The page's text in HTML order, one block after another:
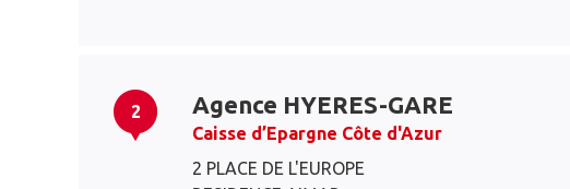
2 Agence HYERES-GARE
Caisse d’Epargne Côte d'Azur
2 PLACE DE L'EUROPE